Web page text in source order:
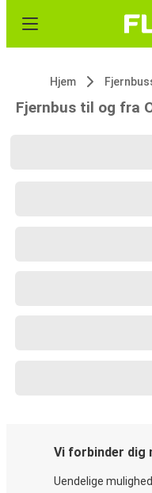
Hjem
Fjernbus til og fra
Vi forbinder dig
Uendelige